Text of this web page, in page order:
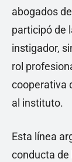
abogados
participó de
instigador,
rol
cooperativa
al instituto.
Esta línea
conducta de